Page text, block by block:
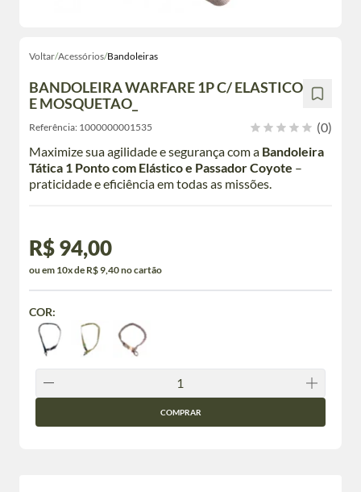
Voltar/Acessórios/Bandoleiras
BANDOLEIRA WARFARE 1P C/ ELASTICO
E MOSQUETAO_
Referência: 1000000001535
(0)
Maximize sua agilidade e segurança com a Bandoleira
Tática 1 Ponto com Elástico e Passador Coyote –
praticidade e eficiência em todas as missões.
R$ 94,00
ou em 10x de R$ 9,40 no cartão
COR:
COMPRAR